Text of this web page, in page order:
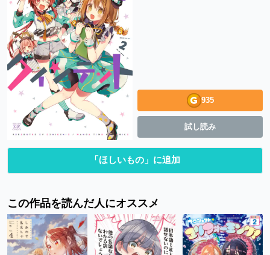
935
試し読み
「ほしいもの」に追加
この作品を読んだ人にオススメ